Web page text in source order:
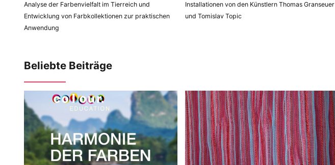
Analyse der Farbenvielfalt im Tierreich und
Entwicklung von Farbkollektionen zur praktischen
Anwendung
Installationen von den Künstlern Thomas Granseuer
und Tomislav Topic
Beliebte Beiträge